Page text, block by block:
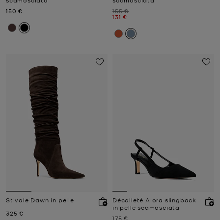
Prezzo attuale
150 €
Prezzo iniziale
155 €
Prezzo attuale
131 €
Stivale Dawn in pelle
Prezzo attuale
325 €
Décolleté Alora slingback
in pelle scamosciata
Prezzo attuale
175 €